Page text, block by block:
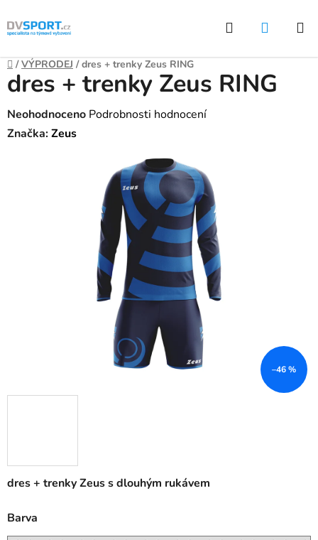
Přejít
na
Hledat
Domů
/ VÝPRODEJ / dres + trenky Zeus RING
dres + trenky Zeus s dlouhým rukávem
Barva
dres + trenky Zeus RING
Průměrné
hodnocení
Neohodnoceno Podrobnosti hodnocení
Značka:Zeus
–46 %